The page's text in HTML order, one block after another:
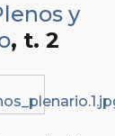
y
, t. 2